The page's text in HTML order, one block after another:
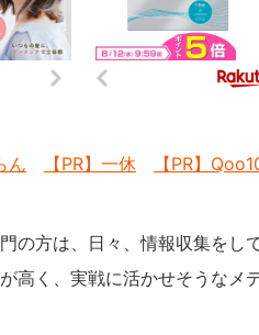
ん 【PR】一休 【PR】
の方は、日々、情報収集をし
高く、実戦に活かせそうなメ